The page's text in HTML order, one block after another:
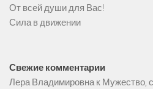
От всей души для Вас!
Сила в движении
Свежие комментарии
Лера Владимировнак Мужество,